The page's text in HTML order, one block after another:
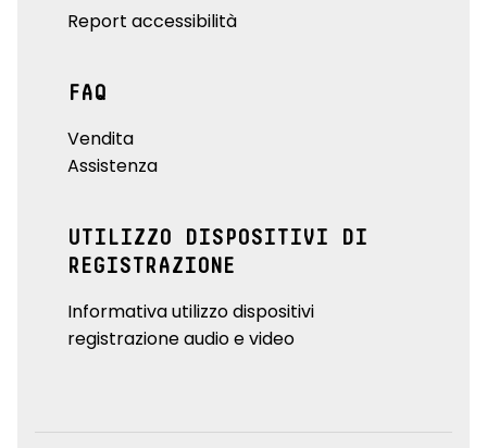
Report accessibilità
FAQ
Vendita
Assistenza
UTILIZZO DISPOSITIVI DI
REGISTRAZIONE
Informativa utilizzo dispositivi
registrazione audio e video